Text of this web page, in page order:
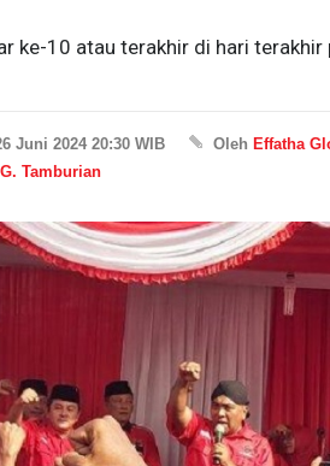
ke-10 atau terakhir di hari
Juni 2024 20:30 WIB Oleh Effatha
Tamburian